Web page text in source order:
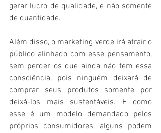
gerar lucro de qualidade, e não somente
de quantidade.
Além disso, o marketing verde irá atrair o
público alinhado com esse pensamento,
sem perder os que ainda não tem essa
consciência, pois ninguém deixará de
comprar seus produtos somente por
deixá-los mais sustentáveis. E como
esse é um modelo demandado pelos
próprios consumidores, alguns podem